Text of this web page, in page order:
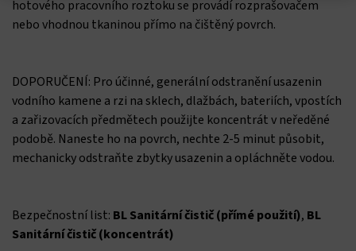
hotového pracovního roztoku se provádí rozprašovačem
nebo vhodnou tkaninou přímo na čištěný povrch.
DOPORUČENÍ: Pro účinné, generální odstranění usazenin
vodního kamene a rzi na sklech, dlažbách, bateriích, vpostích
a zařizovacích předmětech použijte koncentrát v neředěné
podobě. Naneste ho na povrch, nechte 2-5 minut působit,
mechanicky odstraňte zbytky usazenin a opláchněte vodou.
Bezpečnostní list: BL Sanitární čistič (přímé použití), BL
Sanitární čistič (koncentrát)